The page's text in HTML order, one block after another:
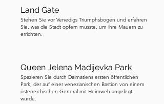
nach Hause nehmen. Da sie glaubte,
dass es niemand bemerken würde,
brach sie heimlich ein Fragment ab.
von seltsamen Ereignissen gefolgt. Das
Reliquiar weigerte sich zu schließen,
und die Hand der Königin verdorrte
plötzlich, was die Menschen als
Land Gate
Stehen Sie vor Venedigs Triumphsbogen und erfahren
Sie, was die Stadt opfern musste, um ihre Mauern zu
errichten.
Queen Jelena Madijevka Park
Spazieren Sie durch Dalmatiens ersten öffentlichen
Park, der auf einer venezianischen Bastion von einem
österreichischen General mit Heimweh angelegt
wurde.